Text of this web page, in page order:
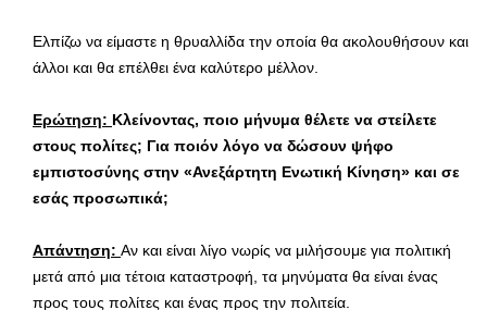
Ελπίζω να είμαστε η θρυαλλίδα την οποία θα ακολουθήσουν και
άλλοι και θα επέλθει ένα καλύτερο μέλλον.
Ερώτηση: Κλείνοντας, ποιο μήνυμα θέλετε να στείλετε
στους πολίτες; Για ποιόν λόγο να δώσουν ψήφο
εμπιστοσύνης στην «Ανεξάρτητη Ενωτική Κίνηση» και σε
εσάς προσωπικά;
Απάντηση: Αν και είναι λίγο νωρίς να μιλήσουμε για πολιτική
μετά από μια τέτοια καταστροφή, τα μηνύματα θα είναι ένας
προς τους πολίτες και ένας προς την πολιτεία.